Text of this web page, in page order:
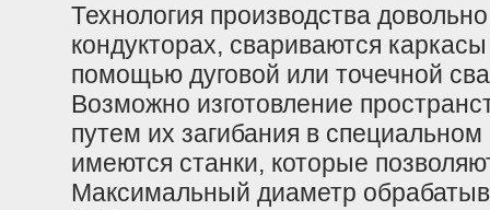
Технология производства
кондукторах, свариваются
помощью дуговой или точечной
Возможно изготовление
путем их загибания в
имеются станки, которые
Максимальный диаметр